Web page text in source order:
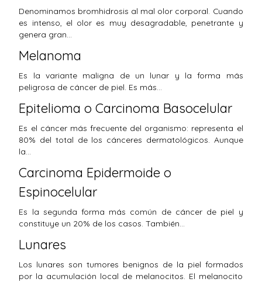
Denominamos bromhidrosis al mal olor corporal. Cuando
es intenso, el olor es muy desagradable, penetrante y
genera gran…
Melanoma
Es la variante maligna de un lunar y la forma más
peligrosa de cáncer de piel. Es más…
Epitelioma o Carcinoma Basocelular
Es el cáncer más frecuente del organismo: representa el
80% del total de los cánceres dermatológicos. Aunque
la…
Carcinoma Epidermoide o
Espinocelular
Es la segunda forma más común de cáncer de piel y
constituye un 20% de los casos. También…
Lunares
Los lunares son tumores benignos de la piel formados
por la acumulación local de melanocitos. El melanocito